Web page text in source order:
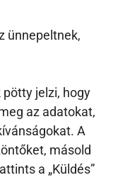
ünnepeltnek,
jelzi, hogy
az adatokat,
A
másold
a „Küldés”